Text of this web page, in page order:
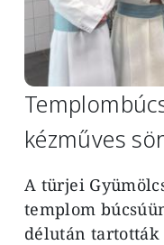
kézműves
A türjei
templom
délután tartották